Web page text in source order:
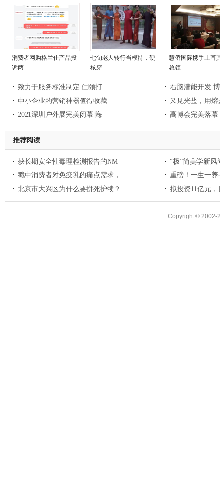
消费者网购格兰仕产品投
诉两
七旬老人转行当模特，硬
核穿
慧侨国际携手土耳
总领
致力于服务标准制定 仁颐打
右脑潜能开发
中小企业的营销神器值得收藏
又见光盐，用
2021深圳户外展完美闭幕∣海
高博会完美落幕
推荐阅读
获长期安全性毒理检测报告的NM
“极”简美学新风
戳中消费者对免疫乳的痛点需求，
重磅！一生一
北京市大兴区为什么要拼死护犊？
拟投资11亿元
Copyright © 2002-